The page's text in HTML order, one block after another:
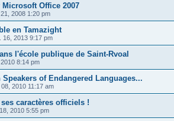
Office 2007
2008 1:20 pm
en Tamazight
16, 2013 9:17 pm
l'école publique de Saint-Rvoal
8:14 pm
of Endangered Languages...
2010 11:17 am
caractères officiels !
2010 5:55 pm